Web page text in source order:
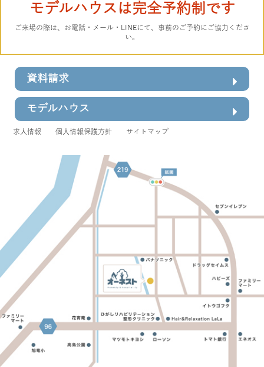
モデルハウスは完全予約制です
ご来場の際は、お電話・メール・LINEにて、事前のご予約にご協力くださ
い。
資料請求
モデルハウス
求人情報 個人情報保護方針 サイトマップ